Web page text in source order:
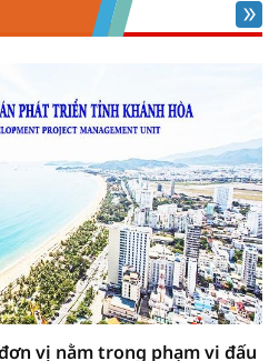
vị nằm trong phạm vi đấu
công khai Quy hoạch tổng mặt
cơ sở Quang Trung, xã Tân
công khai Quy hoạch tổng mặt
Định, xã Tân Định, tỉnh
lấy ý kiến các cá nhân, tổ chức,
án Thiết kế đô thị riêng (tỷ lệ
và sông Quán Trường, tỉnh